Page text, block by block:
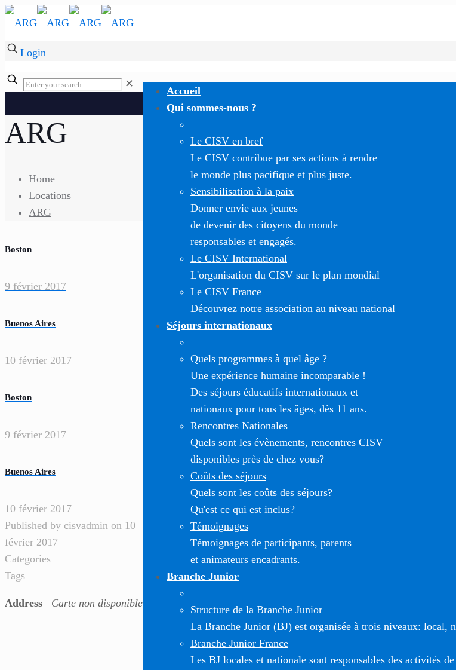
Login
Accueil
Qui sommes-nous ?
Le CISV en bref
Le CISV contribue par ses actions à rendre
le monde plus pacifique et plus juste.
Sensibilisation à la paix
Donner envie aux jeunes
de devenir des citoyens du monde
responsables et engagés.
Le CISV International
L'organisation du CISV sur le plan mondial
Le CISV France
Découvrez notre association au niveau national
Séjours internationaux
Quels programmes à quel âge ?
Une expérience humaine incomparable !
Des séjours éducatifs internationaux et
nationaux pour tous les âges, dès 11 ans.
Rencontres Nationales
Quels sont les évènements, rencontres CISV
disponibles près de chez vous?
Coûts des séjours
Quels sont les coûts des séjours?
Qu'est ce qui est inclus?
Témoignages
Témoignages de participants, parents
et animateurs encadrants.
Branche Junior
Structure de la Branche Junior
La Branche Junior (BJ) est organisée à trois niveaux: local,
Branche Junior France
Les BJ locales et nationale sont responsables des activités
✕
ARG
Home
Locations
ARG
Boston
9 février 2017
Buenos Aires
10 février 2017
Boston
9 février 2017
Buenos Aires
10 février 2017
Published by cisvadmin on 10
février 2017
Categories
Tags
Carte non disponible
Address